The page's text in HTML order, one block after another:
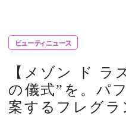
JEWELRY &
LIFESTYLE
CULTURE
ビューティニュース
【メゾン ド ラ
の儀式”を。パ
案するフレグラ